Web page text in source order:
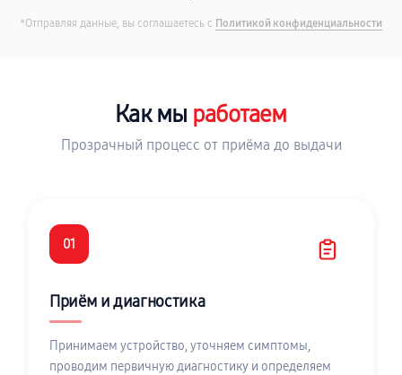
*Отправляя данные, вы соглашаетесь с Политикой конфиденциальности
Как мы работаем
Прозрачный процесс от приёма до выдачи
01
Приём и диагностика
Принимаем устройство, уточняем симптомы,
проводим первичную диагностику и определяем